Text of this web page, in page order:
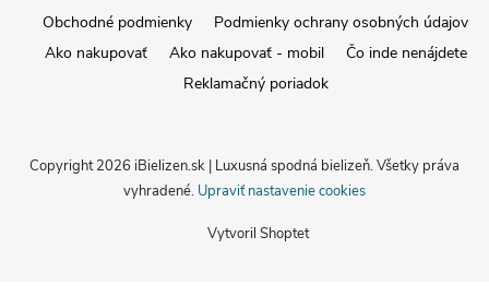
Obchodné podmienky
Podmienky ochrany osobných údajov
Ako nakupovať
Ako nakupovať - mobil
Čo inde nenájdete
Reklamačný poriadok
Vytvoril Shoptet
Copyright 2026 iBielizen.sk | Luxusná spodná bielizeň. Všetky práva
vyhradené. Upraviť nastavenie cookies